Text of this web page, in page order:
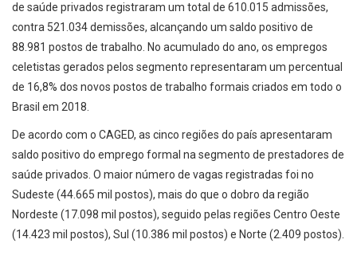
de saúde privados registraram um total de 610.015 admissões,
contra 521.034 demissões, alcançando um saldo positivo de
88.981 postos de trabalho. No acumulado do ano, os empregos
celetistas gerados pelos segmento representaram um percentual
de 16,8% dos novos postos de trabalho formais criados em todo o
Brasil em 2018.
De acordo com o CAGED, as cinco regiões do país apresentaram
saldo positivo do emprego formal na segmento de prestadores de
saúde privados. O maior número de vagas registradas foi no
Sudeste (44.665 mil postos), mais do que o dobro da região
Nordeste (17.098 mil postos), seguido pelas regiões Centro Oeste
(14.423 mil postos), Sul (10.386 mil postos) e Norte (2.409 postos).